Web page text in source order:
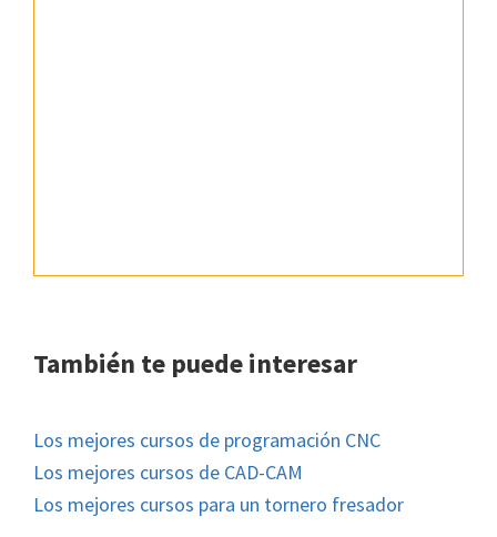
También te puede interesar
Los mejores cursos de programación CNC
Los mejores cursos de CAD-CAM
Los mejores cursos para un tornero fresador